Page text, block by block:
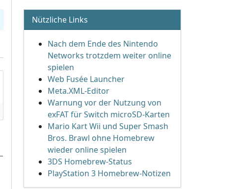
Nützliche Links
Nach dem Ende des Nintendo
Networks trotzdem weiter online
spielen
Web Fusée Launcher
Meta.XML-Editor
Warnung vor der Nutzung von
exFAT für Switch microSD-Karten
Mario Kart Wii und Super Smash
Bros. Brawl ohne Homebrew
wieder online spielen
3DS Homebrew-Status
PlayStation 3 Homebrew-Notizen